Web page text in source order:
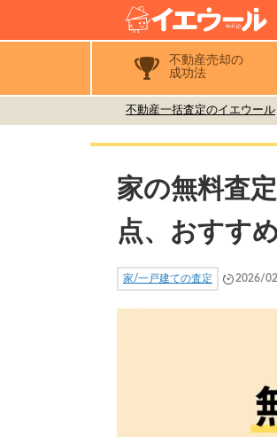
不動産売却の
成功法
不動産一括査定のイエウール
家の無料査
点、おすす
家/一戸建ての査定 2026/